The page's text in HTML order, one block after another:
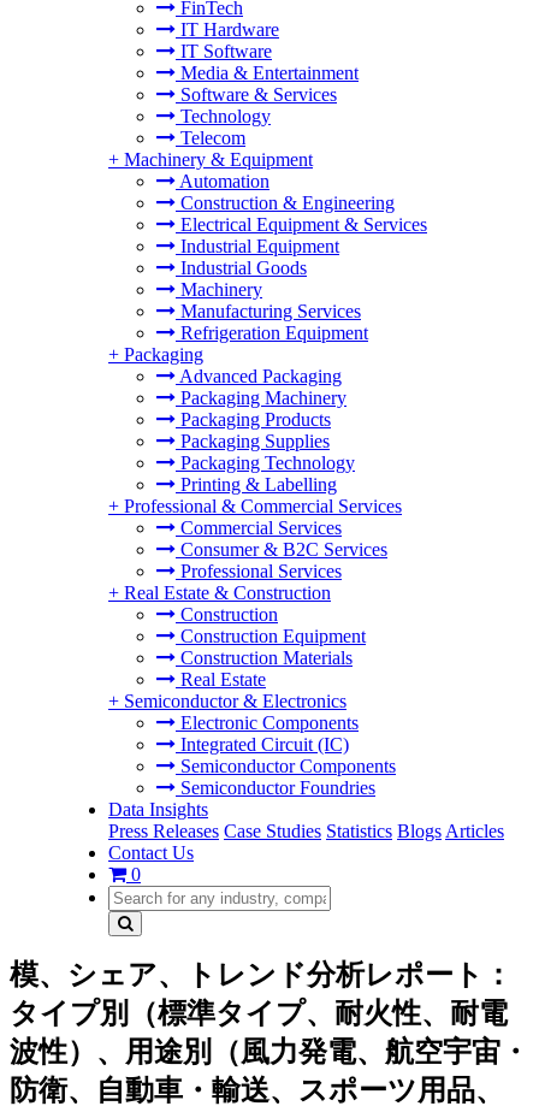
FinTech
IT Hardware
IT Software
Media & Entertainment
Software & Services
Technology
Telecom
+ Machinery & Equipment
Automation
Construction & Engineering
Electrical Equipment & Services
Industrial Equipment
Industrial Goods
Machinery
Manufacturing Services
Refrigeration Equipment
+ Packaging
Advanced Packaging
Packaging Machinery
Packaging Products
Packaging Supplies
Packaging Technology
Printing & Labelling
+ Professional & Commercial Services
Commercial Services
Consumer & B2C Services
Professional Services
+ Real Estate & Construction
Construction
Construction Equipment
Construction Materials
Real Estate
+ Semiconductor & Electronics
Electronic Components
Integrated Circuit (IC)
Semiconductor Components
Semiconductor Foundries
Data Insights
Press Releases Case Studies Statistics Blogs Articles
Contact Us
0
模、シェア、トレンド分析レポート：
タイプ別（標準タイプ、耐火性、耐電
波性）、用途別（風力発電、航空宇宙・
防衛、自動車・輸送、スポーツ用品、